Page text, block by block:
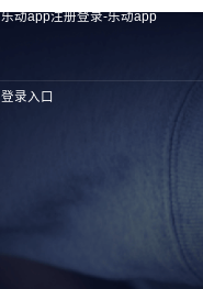
乐动app注册登录-乐动app
登录入口